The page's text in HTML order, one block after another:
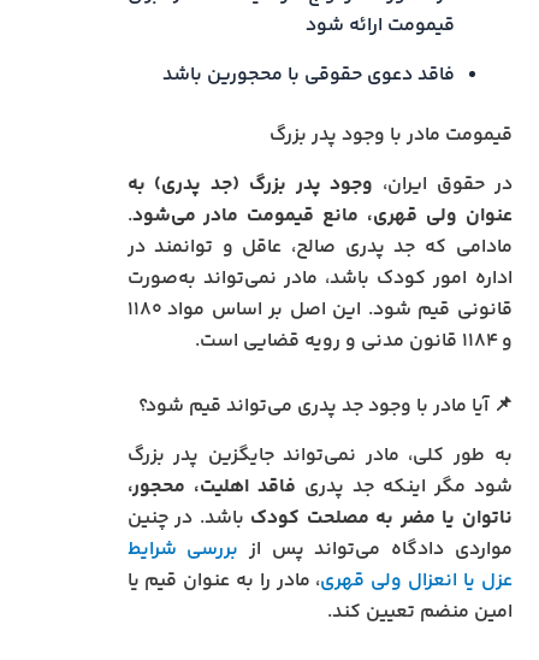
قیمومت ارائه شود
فاقد دعوی حقوقی با محجورین باشد
قیمومت مادر با وجود پدر بزرگ
در حقوق ایران، وجود پدر بزرگ (جد پدری) به
عنوان ولی قهری، مانع قیمومت مادر می‌شود.
مادامی که جد پدری صالح، عاقل و توانمند در
اداره امور کودک باشد، مادر نمی‌تواند به‌صورت
قانونی قیم شود. این اصل بر اساس مواد ۱۱۸۰
و ۱۱۸۴ قانون مدنی و رویه قضایی است.
📌 آیا مادر با وجود جد پدری می‌تواند قیم شود؟
به طور کلی، مادر نمی‌تواند جایگزین پدر بزرگ
شود مگر اینکه جد پدری فاقد اهلیت، محجور،
ناتوان یا مضر به مصلحت کودک باشد. در چنین
مواردی دادگاه می‌تواند پس از بررسی شرایط
عزل یا انعزال ولی قهری، مادر را به عنوان قیم یا
امین منضم تعیین کند.